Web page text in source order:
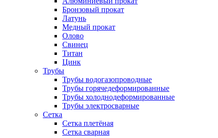
Бронзовый прокат
Латунь
Медный прокат
Олово
Свинец
Титан
Цинк
Трубы
Трубы водогазопроводные
Трубы горячедеформированные
Трубы холоднодеформированные
Трубы электросварные
Сетка
Сетка плетёная
Сетка сварная